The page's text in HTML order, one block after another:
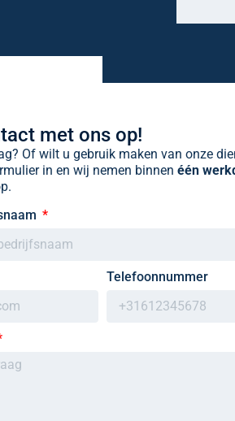
met ons op!
Of wilt u gebruik maken van onze
in en wij nemen binnen één
Telefoonnummer